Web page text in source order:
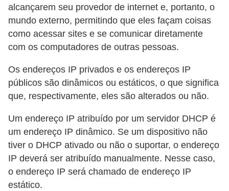
alcançarem seu provedor de internet e, portanto, o
mundo externo, permitindo que eles façam coisas
como acessar sites e se comunicar diretamente
com os computadores de outras pessoas.
Os endereços IP privados e os endereços IP
públicos são dinâmicos ou estáticos, o que significa
que, respectivamente, eles são alterados ou não.
Um endereço IP atribuído por um servidor DHCP é
um endereço IP dinâmico. Se um dispositivo não
tiver o DHCP ativado ou não o suportar, o endereço
IP deverá ser atribuído manualmente. Nesse caso,
o endereço IP será chamado de endereço IP
estático.
i
r
o
G
e
r
a
I
l
u